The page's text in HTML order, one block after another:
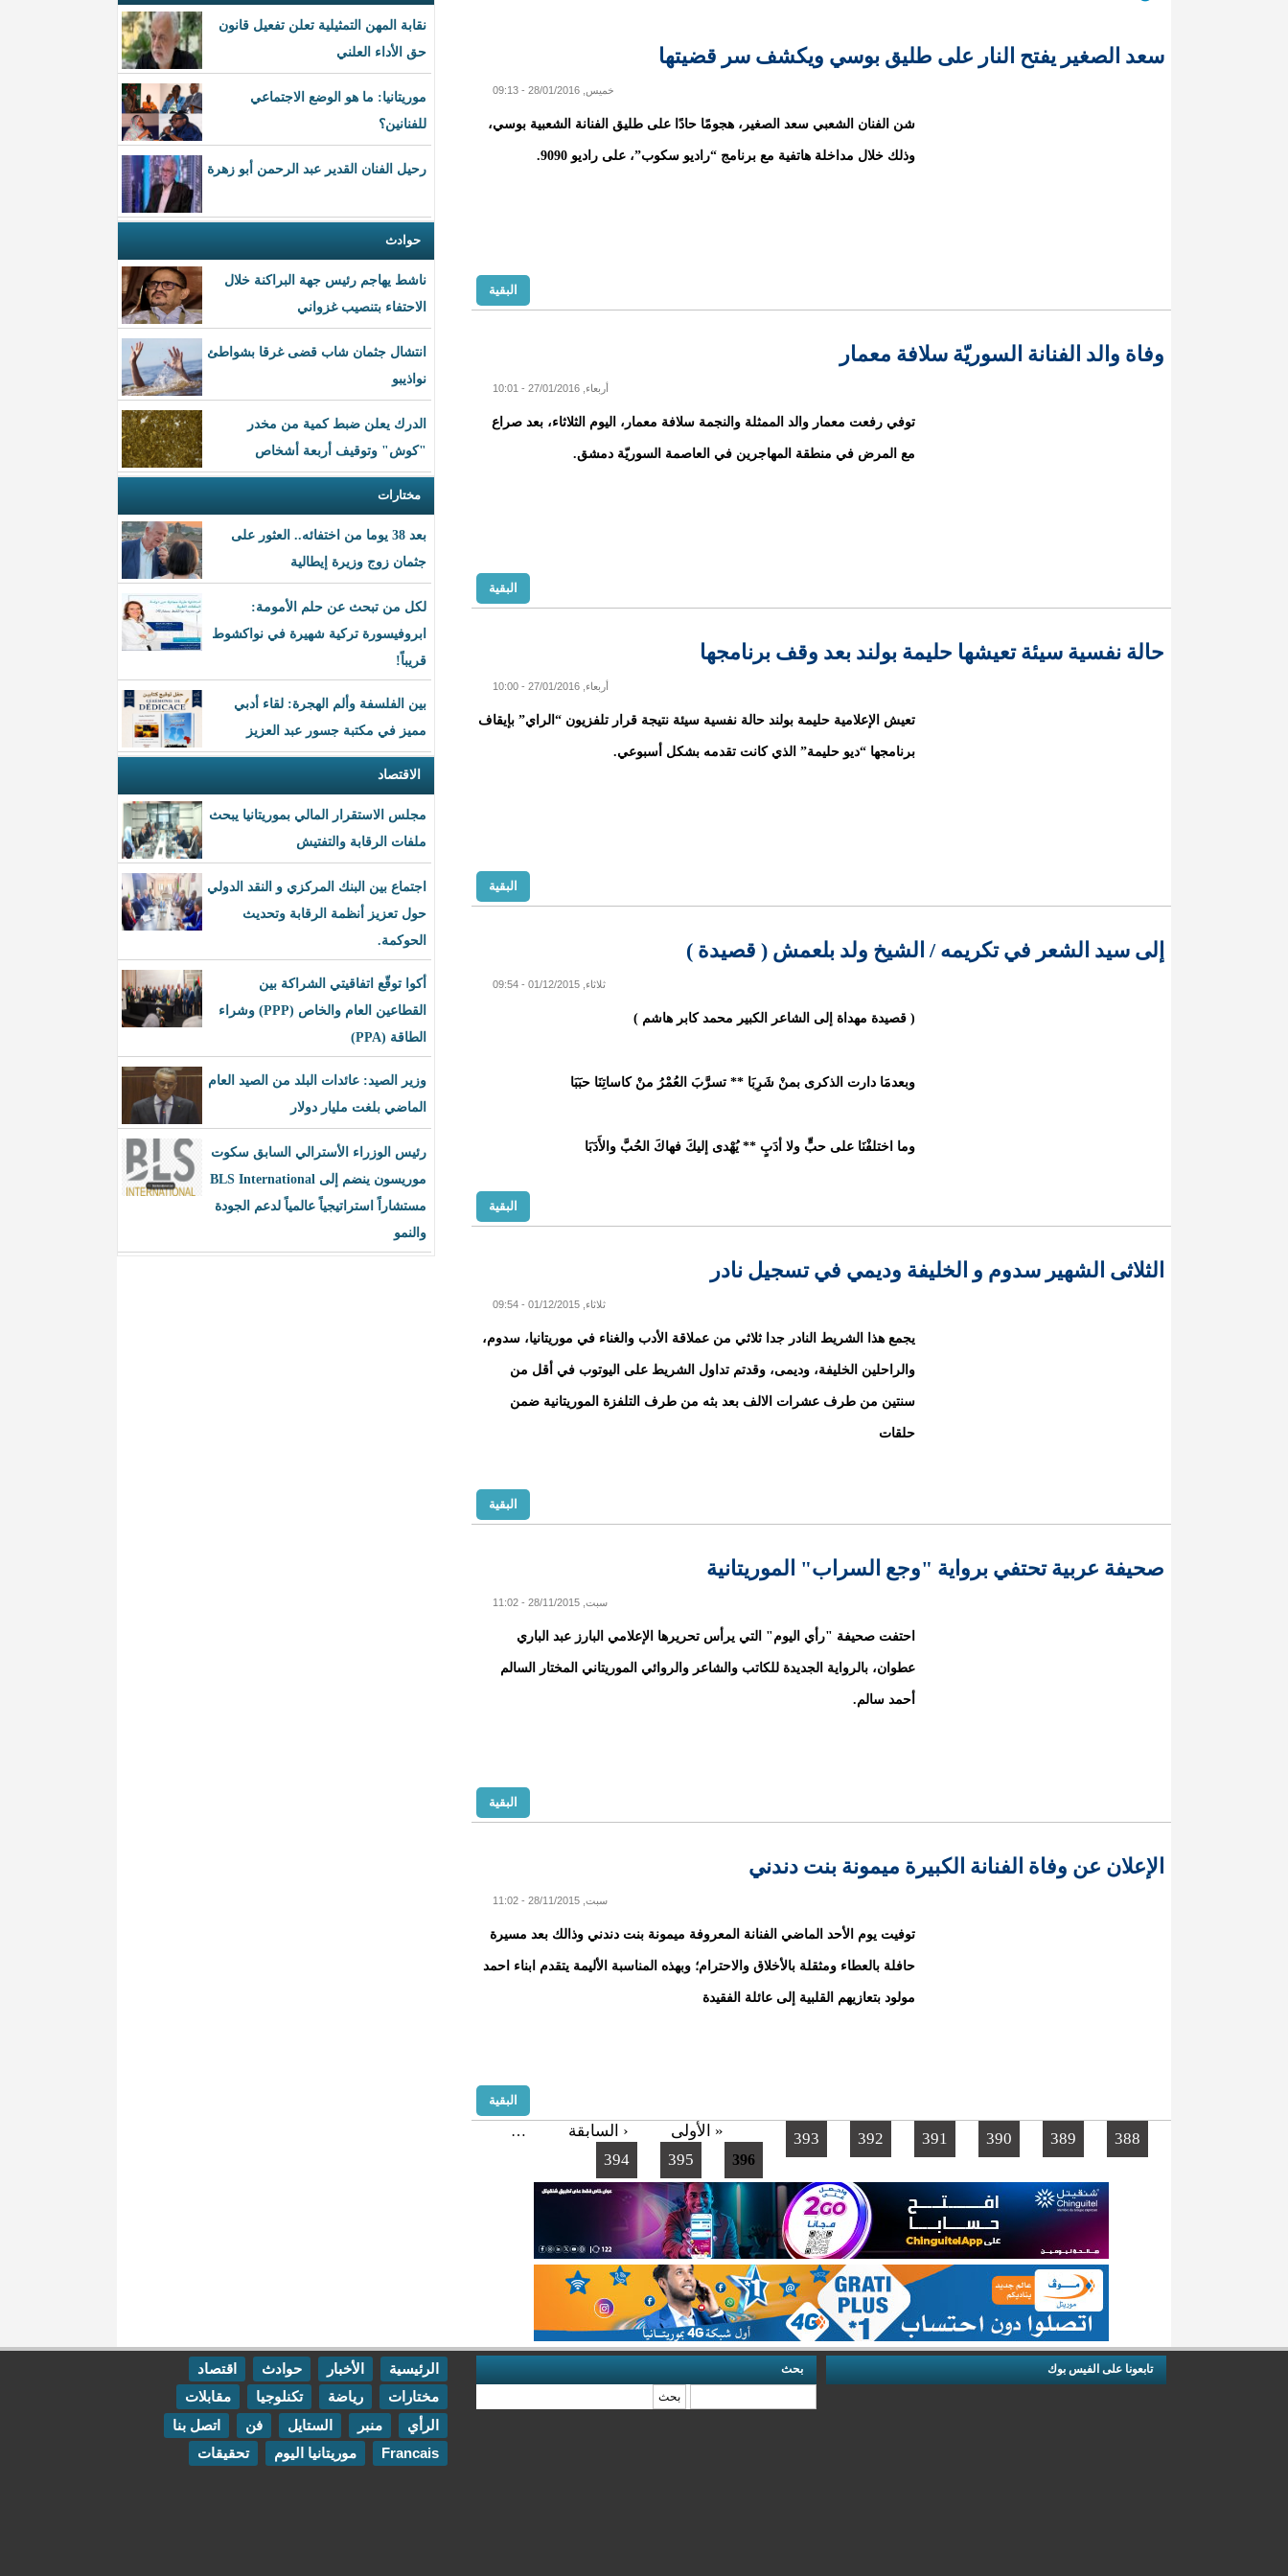
نقابة المهن التمثيلية تعلن تفعيل قانون
حق الأداء العلني
موريتانيا: ما هو الوضع الاجتماعي
للفنانين؟
رحيل الفنان القدير عبد الرحمن أبو زهرة
حوادث
ناشط يهاجم رئيس جهة البراكنة خلال
الاحتفاء بتنصيب غزواني
انتشال جثمان شاب قضى غرقا بشواطئ
نواذيبو
الدرك يعلن ضبط كمية من مخدر
"كوش" وتوقيف أربعة أشخاص
مختارات
بعد 38 يوما من اختفائه.. العثور على
جثمان زوج وزيرة إيطالية
لكل من تبحث عن حلم الأمومة:
ابروفيسورة تركية شهيرة في نواكشوط
قريباً!
بين الفلسفة وألم الهجرة: لقاء أدبي
مميز في مكتبة جسور عبد العزيز
الاقتصاد
مجلس الاستقرار المالي بموريتانيا يبحث
ملفات الرقابة والتفتيش
اجتماع بين البنك المركزي و النقد الدولي
حول تعزيز أنظمة الرقابة وتحديث
الحوكمة.
أكوا توقّع اتفاقيتي الشراكة بين
القطاعين العام والخاص (PPP) وشراء
الطاقة (PPA)
وزير الصيد: عائدات البلد من الصيد العام
الماضي بلغت مليار دولار
رئيس الوزراء الأسترالي السابق سكوت
موريسون ينضم إلى BLS International
مستشاراً استراتيجياً عالمياً لدعم الجودة
والنمو
سعد الصغير يفتح النار على طليق بوسي ويكشف سر قضيتها
خميس, 28/01/2016 - 09:13
شن الفنان الشعبي سعد الصغير، هجومًا حادًا على طليق الفنانة الشعبية بوسي،
وذلك خلال مداخلة هاتفية مع برنامج “راديو سكوب”، على راديو 9090.
البقية
وفاة والد الفنانة السوريّة سلافة معمار
أربعاء, 27/01/2016 - 10:01
توفي رفعت معمار والد الممثلة والنجمة سلافة معمار، اليوم الثلاثاء، بعد صراع
مع المرض في منطقة المهاجرين في العاصمة السوريّة دمشق.
البقية
حالة نفسية سيئة تعيشها حليمة بولند بعد وقف برنامجها
أربعاء, 27/01/2016 - 10:00
تعيش الإعلامية حليمة بولند حالة نفسية سيئة نتيجة قرار تلفزيون “الراي” بإيقاف
برنامجها “ديو حليمة” الذي كانت تقدمه بشكل أسبوعي.
البقية
إلى سيد الشعر في تكريمه / الشيخ ولد بلعمش ( قصيدة )
ثلاثاء, 01/12/2015 - 09:54
( قصيدة مهداة إلى الشاعر الكبير محمد كابر هاشم )
وبعدمَا دارت الذكرى بمنْ شَرِبَا ** تسرَّبَ العُمْرُ منْ كاساتِنَا حبَبَا
وما اختلفْنَا على حبٍّ ولا أدَبٍ ** يُهْدى إليكَ فهاكَ الحُبَّ والأَدَبَا
البقية
الثلاثى الشهير سدوم و الخليفة وديمي في تسجيل نادر
ثلاثاء, 01/12/2015 - 09:54
يجمع هذا الشريط النادر جدا ثلاثي من عملاقة الأدب والغناء في موريتانيا، سدوم،
والراحلين الخليفة، وديمى، وقدتم تداول الشريط على اليوتوب في أقل من
سنتين من طرف عشرات الالف بعد بثه من طرف التلفزة الموريتانية ضمن
حلقات
البقية
صحيفة عربية تحتفي برواية "وجع السراب" الموريتانية
سبت, 28/11/2015 - 11:02
احتفت صحيفة "رأي اليوم" التي يرأس تحريرها الإعلامي البارز عبد الباري
عطوان، بالرواية الجديدة للكاتب والشاعر والروائي الموريتاني المختار السالم
أحمد سالم.
البقية
الإعلان عن وفاة الفنانة الكبيرة ميمونة بنت دندني
سبت, 28/11/2015 - 11:02
توفيت يوم الأحد الماضي الفنانة المعروفة ميمونة بنت دندني وذالك بعد مسيرة
حافلة بالعطاء ومثقلة بالأخلاق والاحترام؛ وبهذه المناسبة الأليمة يتقدم ابناء احمد
مولود بتعازيهم القلبية إلى عائلة الفقيدة
البقية
الصفحات « الأولى ‹ السابقة … 388
389
390
391
392
393
394
395 396
تابعونا على الفيس بوك بحث الرئيسية الأخبار حوادث
اقتصاد
مختارات
رياضة تكنلوجيا
مقابلات
الرأي
منبر الستايل فن
اتصل بنا
Francais
موريتانيا اليوم تحقيقات